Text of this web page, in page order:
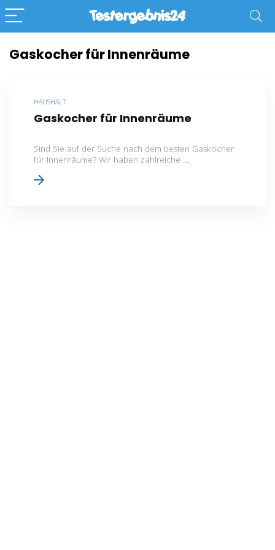
Gaskocher für Innenräume
HAUSHALT
Gaskocher für Innenräume
Sind Sie auf der Suche nach dem besten Gaskocher
für Innenräume? Wir haben zahlreiche ...